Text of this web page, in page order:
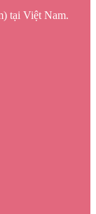
tại Việt Nam.